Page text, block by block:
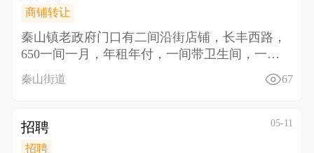
商铺转让
秦山镇老政府门口有二间沿街店铺，长丰西路，
650一间一月，年租年付，一间带卫生间，一间
带厨房，对面文
秦山街道 67
招聘 05-11
招聘